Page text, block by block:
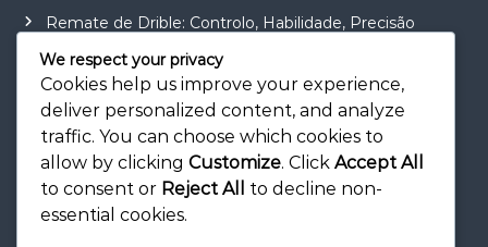
Remate de Drible: Controlo, Habilidade, Precisão
Objetivo do Tiro de Colocação: Precisão, Técnica,
Ângulo
Objetivo do Tiro Rápido: Reação, Velocidade, Precisão
We respect your privacy
Cookies help us improve your experience,
deliver personalized content, and analyze
traffic. You can choose which cookies to
allow by clicking Customize. Click Accept All
to consent or Reject All
to decline non-
essential cookies.